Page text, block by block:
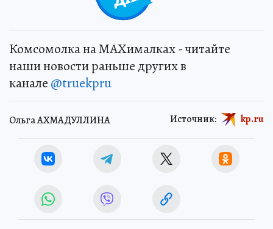
Комсомолка на MAXималках - читайте
наши новости раньше других в
канале @truekpru
Ольга АХМАДУЛЛИНА Источник: kp.ru